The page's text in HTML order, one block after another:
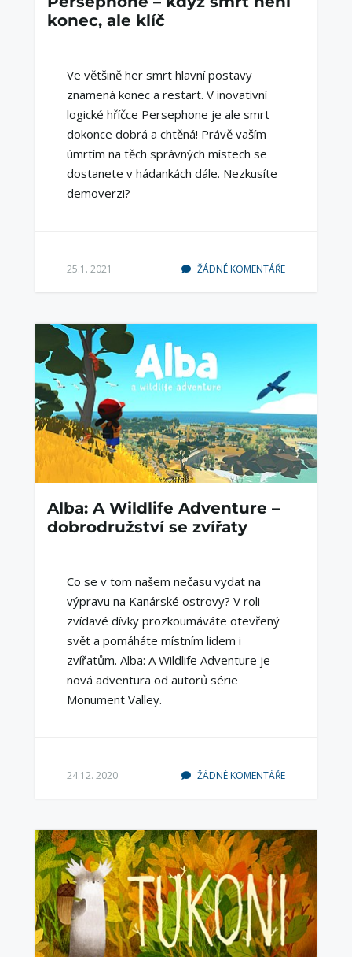
konec, ale klíč
Ve většině her smrt hlavní postavy
znamená konec a restart. V inovativní
logické hříčce Persephone je ale smrt
dokonce dobrá a chtěná! Právě vaším
úmrtím na těch správných místech se
dostanete v hádankách dále. Nezkusíte
demoverzi?
25.1. 2021 ŽÁDNÉ KOMENTÁŘE
Alba: A Wildlife Adventure –
dobrodružství se zvířaty
Co se v tom našem nečasu vydat na
výpravu na Kanárské ostrovy? V roli
zvídavé dívky prozkoumáváte otevřený
svět a pomáháte místním lidem i
zvířatům. Alba: A Wildlife Adventure je
nová adventura od autorů série
Monument Valley.
24.12. 2020 ŽÁDNÉ KOMENTÁŘE